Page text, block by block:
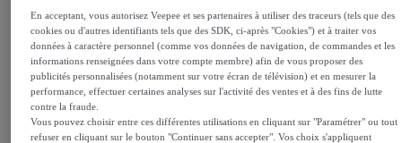
parasol - 50 x 30 x 280 cm -
Noir
19,00 €
32,21 € -41 %
Achat express
En acceptant, vous autorisez Veepee et ses partenaires à utiliser des traceurs (tels que des
cookies ou d'autres identifiants tels que des SDK, ci-après "Cookies") et à traiter vos
données à caractère personnel (comme vos données de navigation, de commandes et les
informations renseignées dans votre compte membre) afin de vous proposer des
publicités personnalisées (notamment sur votre écran de télévision) et en mesurer la
performance, effectuer certaines analyses sur l'activité des ventes et à des fins de lutte
contre la fraude.
Vous pouvez choisir entre ces différentes utilisations en cliquant sur "Paramétrer" ou tout
refuser en cliquant sur le bouton "Continuer sans accepter". Vos choix s'appliquent